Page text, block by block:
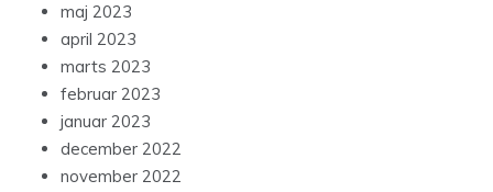
maj 2023
april 2023
marts 2023
februar 2023
januar 2023
december 2022
november 2022